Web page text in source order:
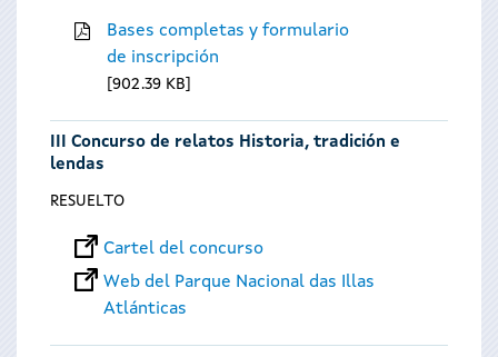
Bases completas y formulario
de inscripción
902.39 KB
III Concurso de relatos Historia, tradición e
lendas
RESUELTO
Cartel del concurso
Web del Parque Nacional das Illas
Atlánticas